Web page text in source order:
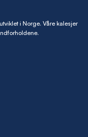
i Norge. Våre kalesjer